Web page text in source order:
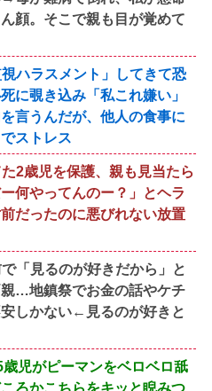
顔。そこで親も目が覚めて
ハラスメント」してきて恐
に覗き込み「私これ嫌い」
言うんだが、他人の食事に
ストレス
2歳児を保護、親も見当たら
何やってんのー？」とヘラ
だったのに悪びれない放置
「見るのが好きだから」と
…地鎮祭でお金の話やケチ
しかない←見るのが好きと
児がピーマンをベロベロ舐
ろかこちらをキッと睨みつ